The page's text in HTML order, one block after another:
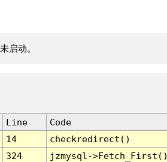
启动。
Line
Code
14
checkredirect()
324
jzmysql-